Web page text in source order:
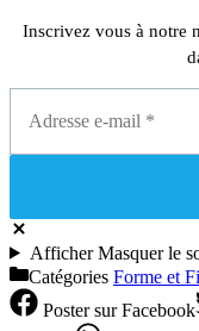
Inscrivez vous à notre
AfficherMasquerle
Catégories Forme et
Postersur Facebook